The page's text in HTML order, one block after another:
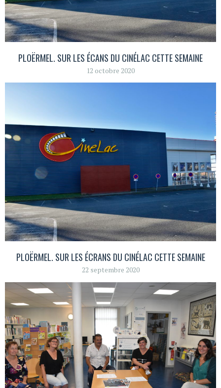
PLOËRMEL. SUR LES ÉCANS DU CINÉLAC CETTE SEMAINE
12 octobre 2020
PLOËRMEL. SUR LES ÉCRANS DU CINÉLAC CETTE SEMAINE
22 septembre 2020